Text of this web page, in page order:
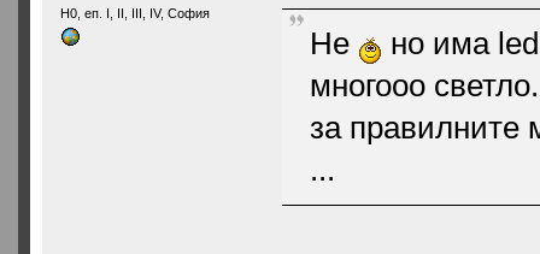
H0, еп. I, II, III, IV, София
Не
но има
многооо
за правилните
...